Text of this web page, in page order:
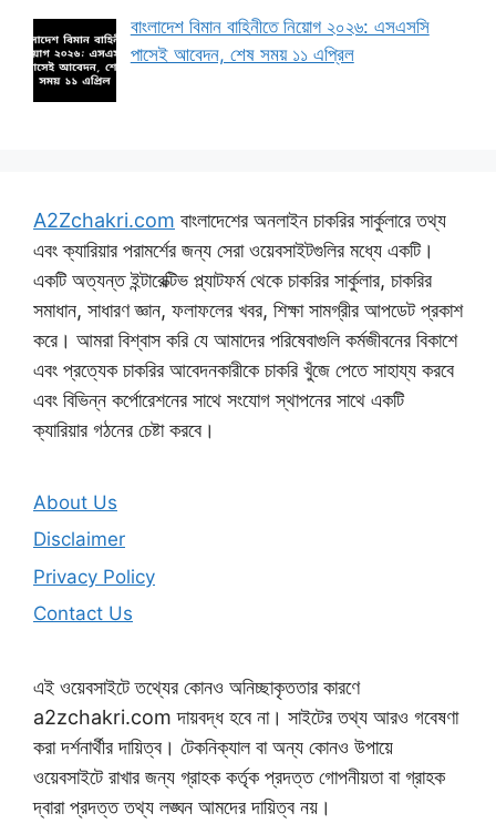
বাংলাদেশ বিমান বাহিনীতে নিয়োগ ২০২৬: এসএসসি
পাসেই আবেদন, শেষ সময় ১১ এপ্রিল
A2Zchakri.com বাংলাদেশের অনলাইন চাকরির সার্কুলারে তথ্য
এবং ক্যারিয়ার পরামর্শের জন্য সেরা ওয়েবসাইটগুলির মধ্যে একটি।
একটি অত্যন্ত ইন্টারেক্টিভ প্ল্যাটফর্ম থেকে চাকরির সার্কুলার, চাকরির
সমাধান, সাধারণ জ্ঞান, ফলাফলের খবর, শিক্ষা সামগ্রীর আপডেট প্রকাশ
করে। আমরা বিশ্বাস করি যে আমাদের পরিষেবাগুলি কর্মজীবনের বিকাশে
এবং প্রত্যেক চাকরির আবেদনকারীকে চাকরি খুঁজে পেতে সাহায্য করবে
এবং বিভিন্ন কর্পোরেশনের সাথে সংযোগ স্থাপনের সাথে একটি
ক্যারিয়ার গঠনের চেষ্টা করবে।
About Us
Disclaimer
Privacy Policy
Contact Us
এই ওয়েবসাইটে তথ্যের কোনও অনিচ্ছাকৃততার কারণে
a2zchakri.com দায়বদ্ধ হবে না। সাইটের তথ্য আরও গবেষণা
করা দর্শনার্থীর দায়িত্ব। টেকনিক্যাল বা অন্য কোনও উপায়ে
ওয়েবসাইটে রাখার জন্য গ্রাহক কর্তৃক প্রদত্ত গোপনীয়তা বা গ্রাহক
দ্বারা প্রদত্ত তথ্য লঙ্ঘন আমদের দায়িত্ব নয়।